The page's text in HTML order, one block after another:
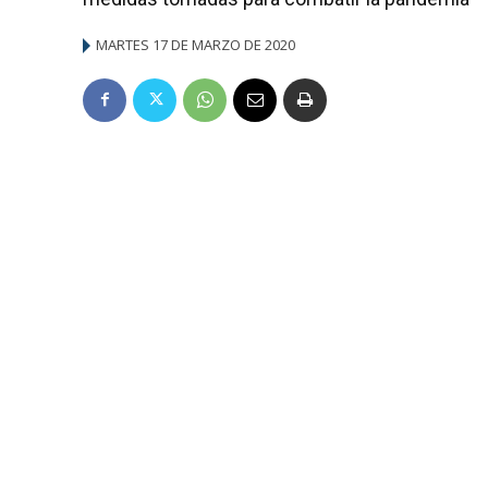
MARTES 17 DE MARZO DE 2020